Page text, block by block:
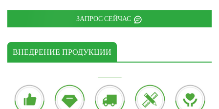
ЗАПРОС СЕЙЧАС
ВНЕДРЕНИЕ ПРОДУКЦИИ